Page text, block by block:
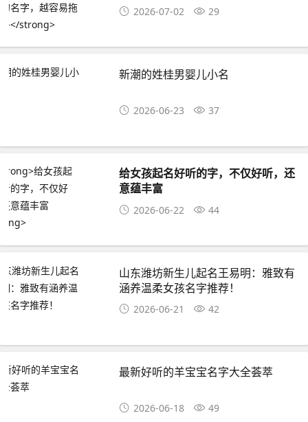
2026-07-02 29
新潮的姓桂男婴儿小名
2026-06-23 37
给女孩起名好听的字，不仅好听，还
意蕴丰富
2026-06-22 44
山东潍坊新生儿起名王易明：雅致有
涵养温柔女孩名字推荐！
2026-06-21 42
最新好听的羊宝宝名字大全荟萃
2026-06-18 49